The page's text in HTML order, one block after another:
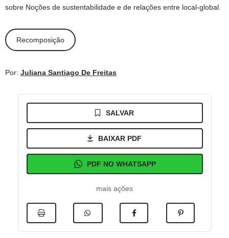
sobre Noções de sustentabilidade e de relações entre local-global.
Recomposição
Por: Juliana Santiago De Freitas
SALVAR
BAIXAR PDF
PDF NO WHATSAPP
mais ações